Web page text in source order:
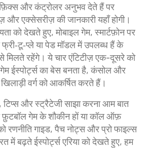
और कंट्रोलर अनुभव देते हैंपर
और एक्सेसरीज़ की जानकारी यहाँ होगी।
को देखते हुए,मोबाइल गेम,स्मार्टफ़ोन पर
या पेड मॉडल में उपलब्ध हैंके
मिलते रहेंगे। ये चार एंटिटीज़ एक-दूसरे को
ईस्पोर्ट्स का बेस बनता है, कंसोल और
खिलाड़ी वर्ग को आकर्षित करते हैं।
टिप्स और स्ट्रैटेजी साझा करना आम बात
गेम के शौकीन हों या कॉल ऑफ़
गाइड, पैच नोट्स और प्रो फाइल्स
में बढ़ते ईस्पोर्ट्स एरिया को देखते हुए, हम